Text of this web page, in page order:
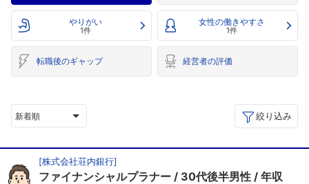
やりがい
1件
女性の働きやすさ
1件
転職後のギャップ 経営者の評価
新着順 絞り込み
[株式会社荘内銀行]
ファイナンシャルプラナー 30代後半男性
年収